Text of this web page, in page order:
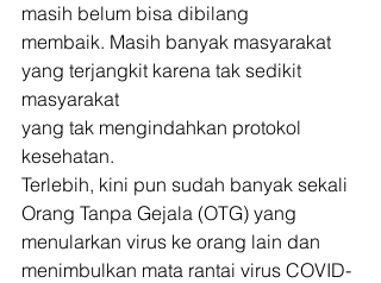
masih belum bisa dibilang
membaik. Masih banyak masyarakat
yang terjangkit karena tak sedikit
masyarakat
yang tak mengindahkan protokol
kesehatan.
Terlebih, kini pun sudah banyak sekali
Orang Tanpa Gejala (OTG) yang
menularkan virus ke orang lain dan
menimbulkan mata rantai virus COVID-